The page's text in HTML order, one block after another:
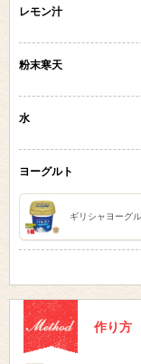
レモン汁
粉末寒天
水
ヨーグルト
ギリシャヨーグ
作り方